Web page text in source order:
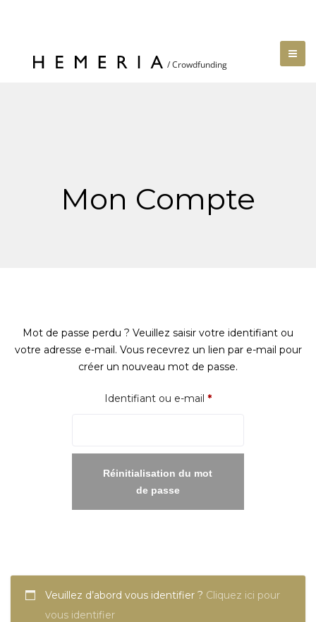
Mon Compte
Mot de passe perdu ? Veuillez saisir votre identifiant ou
votre adresse e-mail. Vous recevrez un lien par e-mail pour
créer un nouveau mot de passe.
Identifiant ou e-mail *Obligatoire
Réinitialisation du mot
de passe
Veuillez d’abord vous identifier ? Cliquez ici pour
vous identifier